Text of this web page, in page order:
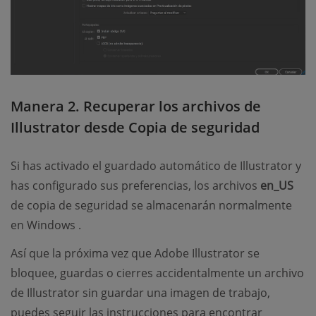
Manera 2. Recuperar los archivos de
Illustrator desde Copia de seguridad
Si has activado el guardado automático de Illustrator y
has configurado sus preferencias, los archivos en_US
de copia de seguridad se almacenarán normalmente
en Windows .
Así que la próxima vez que Adobe Illustrator se
bloquee, guardas o cierres accidentalmente un archivo
de Illustrator sin guardar una imagen de trabajo,
puedes seguir las instrucciones para encontrar